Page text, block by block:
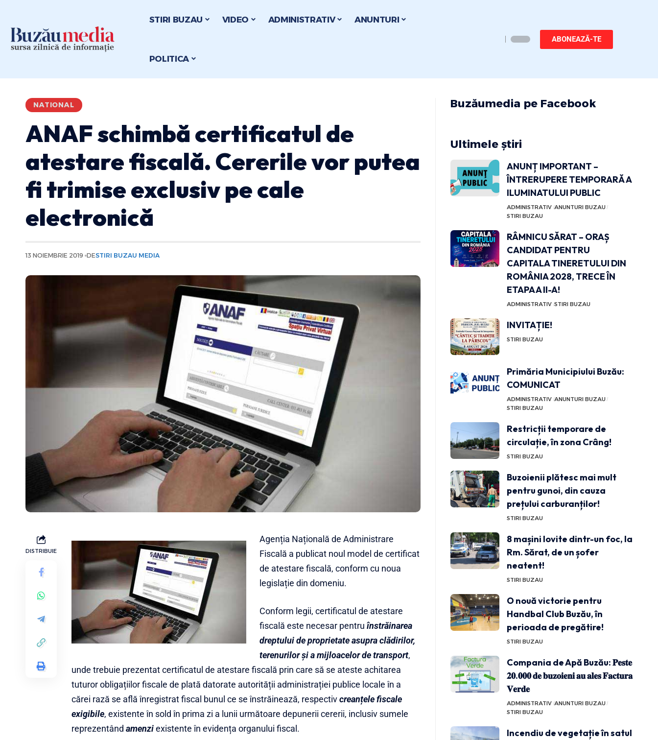
STIRI BUZAU VIDEO ADMINISTRATIV ANUNTURI
POLITICA
ABONEAZĂ-TE
NATIONAL
ANAF schimbă certificatul de
atestare fiscală. Cererile vor putea
fi trimise exclusiv pe cale
electronică
13 NOIEMBRIE 2019 DESTIRI BUZAU MEDIA
DISTRIBUIE
Agenția Națională de Administrare
Fiscală a publicat noul model de certificat
de atestare fiscală, conform cu noua
legislație din domeniu.
Conform legii, certificatul de atestare
fiscală este necesar pentru înstrăinarea
dreptului de proprietate asupra clădirilor,
terenurilor și a mijloacelor de transport,
unde trebuie prezentat certificatul de atestare fiscală prin care să se ateste achitarea
tuturor obligațiilor fiscale de plată datorate autorității administrației publice locale în a
cărei rază se află înregistrat fiscal bunul ce se înstrăinează, respectivcreanțele fiscale
exigibile, existente în sold în prima zi a lunii următoare depunerii cererii, inclusiv sumele
reprezentând amenziexistente în evidența organului fiscal.
Buzăumedia pe Facebook
Ultimele știri
ANUNȚ IMPORTANT –
ÎNTRERUPERE TEMPORARĂ A
ILUMINATULUI PUBLIC
ADMINISTRATIV ANUNTURI BUZAU
STIRI BUZAU
RÂMNICU SĂRAT – ORAȘ
CANDIDAT PENTRU
CAPITALA TINERETULUI DIN
ROMÂNIA 2028, TRECE ÎN
ETAPA A II-A!
ADMINISTRATIV STIRI BUZAU
INVITAȚIE!
STIRI BUZAU
Primăria Municipiului Buzău:
COMUNICAT
ADMINISTRATIV ANUNTURI BUZAU
STIRI BUZAU
Restricții temporare de
circulație, în zona Crâng!
STIRI BUZAU
Buzoienii plătesc mai mult
pentru gunoi, din cauza
prețului carburanților!
STIRI BUZAU
8 mașini lovite dintr-un foc, la
Rm. Sărat, de un șofer
neatent!
STIRI BUZAU
O nouă victorie pentru
Handbal Club Buzău, în
perioada de pregătire!
STIRI BUZAU
Compania de Apă Buzău: 𝐏𝐞𝐬𝐭𝐞
𝟐𝟎.𝟎𝟎𝟎 𝐝𝐞 𝐛𝐮𝐳𝐨𝐢𝐞𝐧𝐢 𝐚𝐮 𝐚𝐥𝐞𝐬 𝐅𝐚𝐜𝐭𝐮𝐫𝐚
𝐕𝐞𝐫𝐝𝐞
ADMINISTRATIV ANUNTURI BUZAU
STIRI BUZAU
Incendiu de vegetație în satul